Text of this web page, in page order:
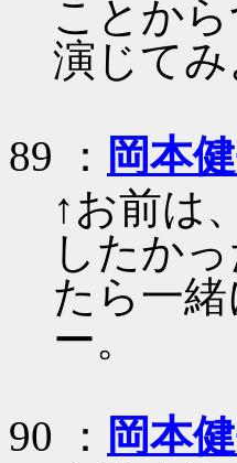
ことか
演じて
89 ： 岡本
↑お前は
したか
たら一
ー。
90 ： 岡本